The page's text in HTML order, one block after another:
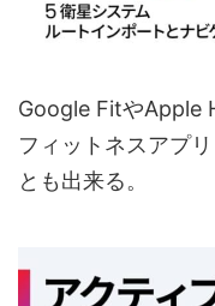
Google FitやApple
フィットネスアプ
とも出来る。